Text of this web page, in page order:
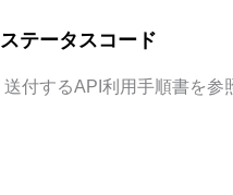
ステータスコード
送付するAPI利用手順書を参